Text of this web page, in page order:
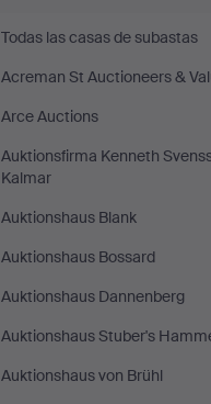
Todas las casas de subastas
Acreman St Auctioneers &
Arce Auctions
Auktionsfirma Kenneth
Kalmar
Auktionshaus Blank
Auktionshaus Bossard
Auktionshaus Dannenberg
Auktionshaus Stuber's
Auktionshaus von Brühl